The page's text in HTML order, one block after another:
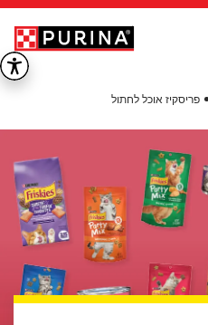
פריסקיז אוכל לחתול